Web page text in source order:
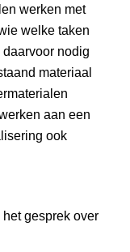
werken met
welke taken
nodig
materiaal
aan een
ook
gesprek over